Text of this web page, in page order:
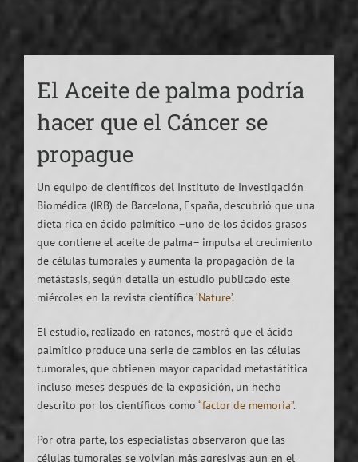
El Aceite de palma podría
hacer que el Cáncer se
propague
Un equipo de científicos del Instituto de Investigación
Biomédica (IRB) de Barcelona, España, descubrió que una
dieta rica en ácido palmítico –uno de los ácidos grasos
que contiene el aceite de palma– impulsa el crecimiento
de células tumorales y aumenta la propagación de la
metástasis, según detalla un estudio publicado este
miércoles en la revista científica ‘Nature’.
El estudio, realizado en ratones, mostró que el ácido
palmítico produce una serie de cambios en las células
tumorales, que obtienen mayor capacidad metastátitica
incluso meses después de la exposición, un hecho
descrito por los científicos como “factor de memoria”.
Por otra parte, los especialistas observaron que las
células tumorales se volvían más agresivas aun en el